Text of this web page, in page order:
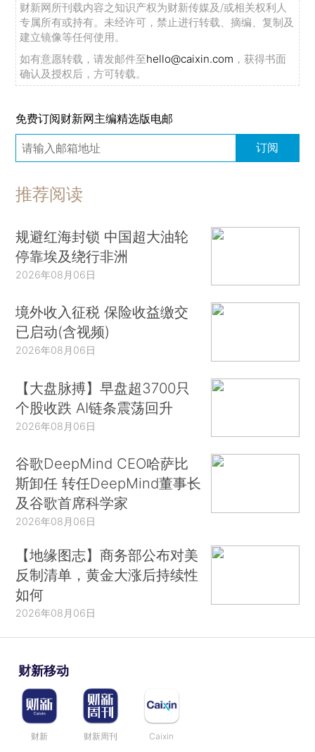
财新网所刊载内容之知识产权为财新传媒及/或相关权利人
专属所有或持有。未经许可，禁止进行转载、摘编、复制及
建立镜像等任何使用。
如有意愿转载，请发邮件至hello@caixin.com ，获得书面
确认及授权后，方可转载。
免费订阅财新网主编精选版电邮
订阅
推荐阅读
规避红海封锁 中国超大油轮
停靠埃及绕行非洲
2026年08月06日
境外收入征税 保险收益缴交
已启动(含视频)
2026年08月06日
【大盘脉搏】早盘超3700只
个股收跌 AI链条震荡回升
2026年08月06日
谷歌DeepMind CEO哈萨比
斯卸任 转任DeepMind董事长
及谷歌首席科学家
2026年08月06日
【地缘图志】商务部公布对美
反制清单，黄金大涨后持续性
如何
2026年08月06日
财新移动
财新 财新周刊 Caixin